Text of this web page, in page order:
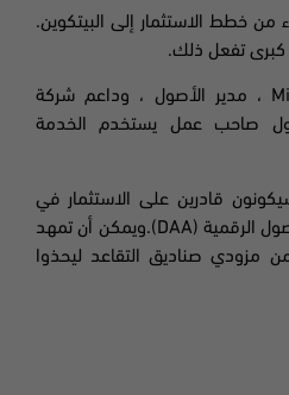
من خطط الاستثمار إلى البيتكوين.
تفعل ذلك.
، مدير الأصول ، وداعم شركة
أول صاحب عمل يستخدم الخدمة
قادرين على الاستثمار في
الرقمية (DAA).
ويمكن أن تمهد
مزودي صناديق التقاعد ليحذوا